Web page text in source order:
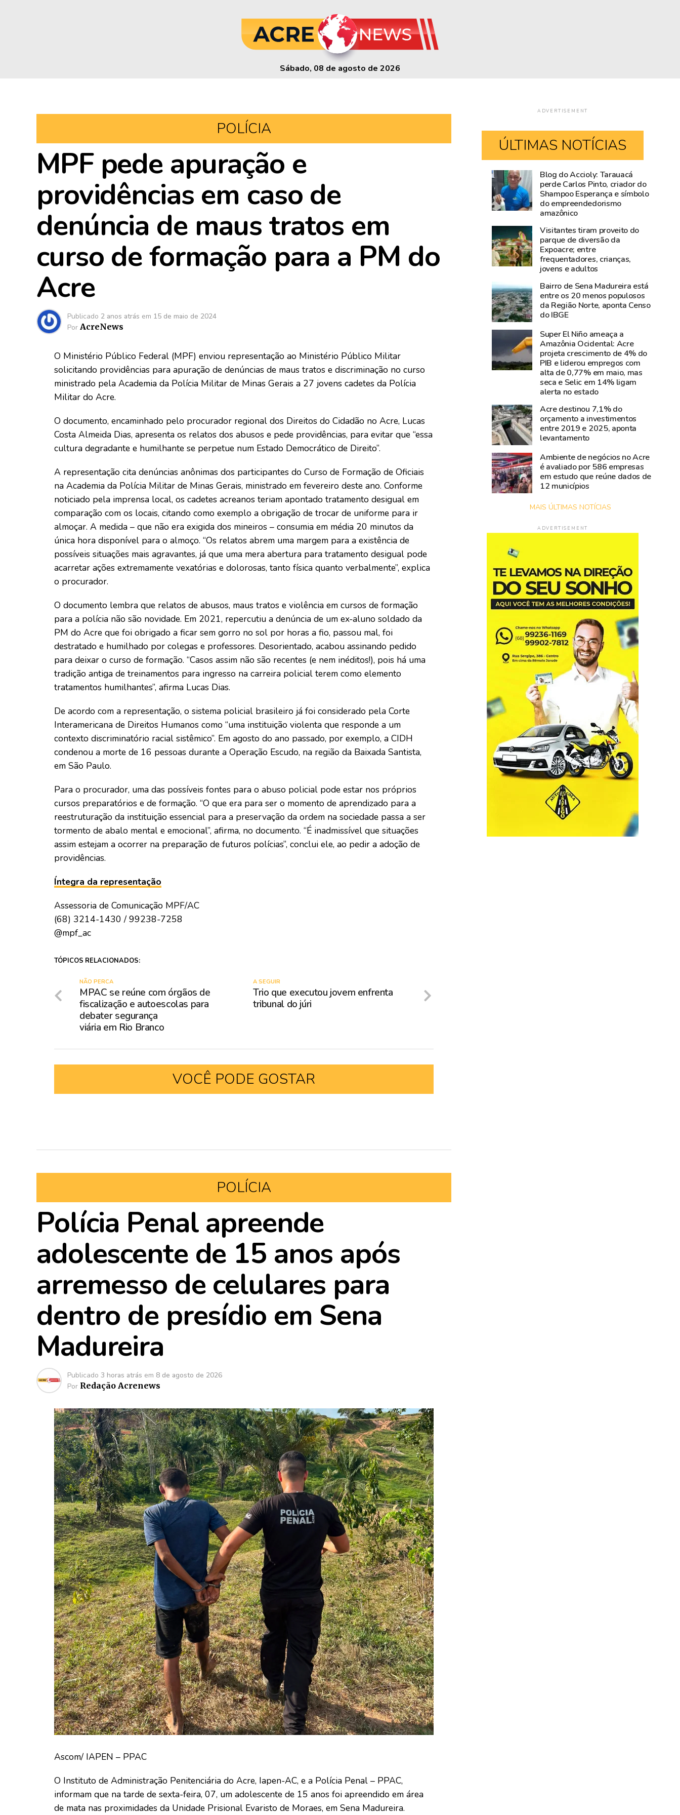
Sábado, 08 de agosto de 2026
POLÍCIA
MPF pede apuração e
providências em caso de
denúncia de maus tratos em
curso de formação para a PM do
Acre
Publicado 2 anos atrás em 15 de maio de 2024
Por AcreNews
O Ministério Público Federal (MPF) enviou representação ao Ministério Público Militar
solicitando providências para apuração de denúncias de maus tratos e discriminação no curso
ministrado pela Academia da Polícia Militar de Minas Gerais a 27 jovens cadetes da Polícia
Militar do Acre.
O documento, encaminhado pelo procurador regional dos Direitos do Cidadão no Acre, Lucas
Costa Almeida Dias, apresenta os relatos dos abusos e pede providências, para evitar que “essa
cultura degradante e humilhante se perpetue num Estado Democrático de Direito”.
A representação cita denúncias anônimas dos participantes do Curso de Formação de Oficiais
na Academia da Polícia Militar de Minas Gerais, ministrado em fevereiro deste ano. Conforme
noticiado pela imprensa local, os cadetes acreanos teriam apontado tratamento desigual em
comparação com os locais, citando como exemplo a obrigação de trocar de uniforme para ir
almoçar. A medida – que não era exigida dos mineiros – consumia em média 20 minutos da
única hora disponível para o almoço. “Os relatos abrem uma margem para a existência de
possíveis situações mais agravantes, já que uma mera abertura para tratamento desigual pode
acarretar ações extremamente vexatórias e dolorosas, tanto física quanto verbalmente”, explica
o procurador.
O documento lembra que relatos de abusos, maus tratos e violência em cursos de formação
para a polícia não são novidade. Em 2021, repercutiu a denúncia de um ex-aluno soldado da
PM do Acre que foi obrigado a ficar sem gorro no sol por horas a fio, passou mal, foi
destratado e humilhado por colegas e professores. Desorientado, acabou assinando pedido
para deixar o curso de formação. “Casos assim não são recentes (e nem inéditos!), pois há uma
tradição antiga de treinamentos para ingresso na carreira policial terem como elemento
tratamentos humilhantes”, afirma Lucas Dias.
De acordo com a representação, o sistema policial brasileiro já foi considerado pela Corte
Interamericana de Direitos Humanos como “uma instituição violenta que responde a um
contexto discriminatório racial sistêmico”. Em agosto do ano passado, por exemplo, a CIDH
condenou a morte de 16 pessoas durante a Operação Escudo, na região da Baixada Santista,
em São Paulo.
Para o procurador, uma das possíveis fontes para o abuso policial pode estar nos próprios
cursos preparatórios e de formação. “O que era para ser o momento de aprendizado para a
reestruturação da instituição essencial para a preservação da ordem na sociedade passa a ser
tormento de abalo mental e emocional”, afirma, no documento. “É inadmissível que situações
assim estejam a ocorrer na preparação de futuros polícias”, conclui ele, ao pedir a adoção de
providências.
Íntegra da representação
Assessoria de Comunicação MPF/AC
(68) 3214-1430 / 99238-7258
@mpf_ac
TÓPICOS RELACIONADOS:
A SEGUIR
Trio que executou jovem enfrenta
tribunal do júri
NÃO PERCA
MPAC se reúne com órgãos de
fiscalização e autoescolas para
debater segurança
viária em Rio Branco
VOCÊ PODE GOSTAR
POLÍCIA
Polícia Penal apreende
adolescente de 15 anos após
arremesso de celulares para
dentro de presídio em Sena
Madureira
Publicado 3 horas atrás em 8 de agosto de 2026
Por Redação Acrenews
Ascom/ IAPEN – PPAC
O Instituto de Administração Penitenciária do Acre, Iapen-AC, e a Polícia Penal – PPAC,
informam que na tarde de sexta-feira, 07, um adolescente de 15 anos foi apreendido em área
de mata nas proximidades da Unidade Prisional Evaristo de Moraes, em Sena Madureira.
ADVERTISEMENT
ÚLTIMAS NOTÍCIAS
Comércio
de
Rio
aposta
em
Dia
dos
Pais
aquecido
66%
dos
empresários
esperam
aumento
Mailza
tieta
Ana
diz
que
show
da
cantora
foi
um
dos
grandes
sucesso
da
Blog do Accioly: Tarauacá
perde Carlos Pinto, criador do
Shampoo Esperança e símbolo
do empreendedorismo
amazônico
Visitantes tiram proveito do
parque de diversão da
Expoacre; entre
frequentadores, crianças,
jovens e adultos
Bairro de Sena Madureira está
entre os 20 menos populosos
da Região Norte, aponta Censo
do IBGE
Super El Niño ameaça a
Amazônia Ocidental: Acre
projeta crescimento de 4% do
PIB e liderou empregos com
alta de 0,77% em maio, mas
seca e Selic em 14% ligam
alerta no estado
Acre destinou 7,1% do
orçamento a investimentos
entre 2019 e 2025, aponta
levantamento
Ambiente de negócios no Acre
é avaliado por 586 empresas
em estudo que reúne dados de
12 municípios
MAIS ÚLTIMAS NOTÍCIAS
ADVERTISEMENT